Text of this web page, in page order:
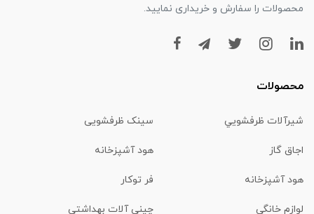
محصولات را سفارش و خریداری نمایید.
محصولات
شیرآلات ظرفشويي سینک ظرفشویی
اجاق گاز هود آشپزخانه
هود آشپزخانه فر توکار
لوازم خانگی چینی آلات بهداشتي